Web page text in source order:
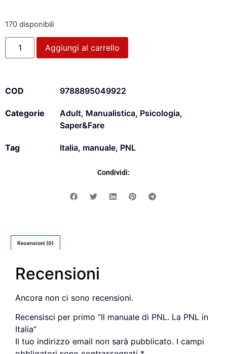
170 disponibili
Aggiungi al carrello
COD 9788895049922
Categorie Adult, Manualistica, Psicologia,
Saper&Fare
Tag Italia, manuale, PNL
Condividi:
Recensioni (0)
Recensioni
Ancora non ci sono recensioni.
Recensisci per primo “Il manuale di PNL. La PNL in
Italia”
Il tuo indirizzo email non sarà pubblicato. I campi